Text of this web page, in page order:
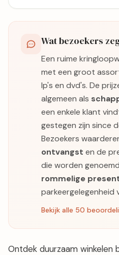
Wat bezoekers
Een ruime
met een groot
lp's en dvd's. De
algemeen als
een enkele klant
gestegen zijn since
Bezoekers
ontvangst en de
die worden
rommelige
parkeergelegenheid
Bekijk alle 50
Ontdek duurzaam winkelen